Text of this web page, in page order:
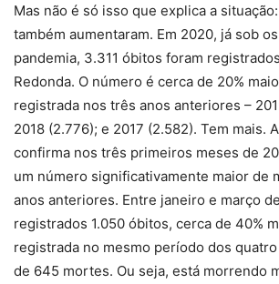
Mas não é só isso que explica a
também aumentaram. Em 2020, já sob
pandemia, 3.311 óbitos foram
Redonda. O número é cerca de 20%
registrada nos três anos anteriores –
2018 (2.776); e 2017 (2.582). Tem mais.
confirma nos três primeiros meses de
um número significativamente maior de
anos anteriores. Entre janeiro e março
registrados 1.050 óbitos, cerca de 40%
registrada no mesmo período dos
de 645 mortes. Ou seja, está morrendo